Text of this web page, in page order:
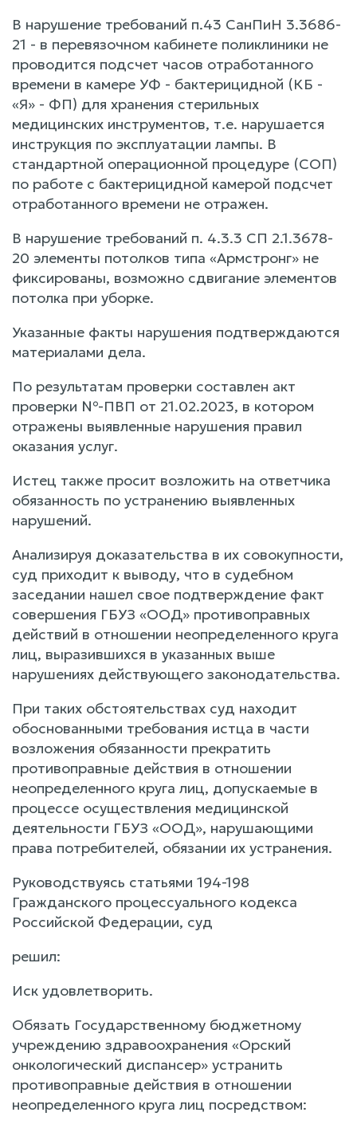
В нарушение требований п.43 СанПиН 3.3686-
21 - в перевязочном кабинете поликлиники не
проводится подсчет часов отработанного
времени в камере УФ - бактерицидной (КБ -
«Я» - ФП) для хранения стерильных
медицинских инструментов, т.е. нарушается
инструкция по эксплуатации лампы. В
стандартной операционной процедуре (СОП)
по работе с бактерицидной камерой подсчет
отработанного времени не отражен.
В нарушение требований п. 4.3.3 СП 2.1.3678-
20 элементы потолков типа «Армстронг» не
фиксированы, возможно сдвигание элементов
потолка при уборке.
Указанные факты нарушения подтверждаются
материалами дела.
По результатам проверки составлен акт
проверки №-ПВП от 21.02.2023, в котором
отражены выявленные нарушения правил
оказания услуг.
Истец также просит возложить на ответчика
обязанность по устранению выявленных
нарушений.
Анализируя доказательства в их совокупности,
суд приходит к выводу, что в судебном
заседании нашел свое подтверждение факт
совершения ГБУЗ «ООД» противоправных
действий в отношении неопределенного круга
лиц, выразившихся в указанных выше
нарушениях действующего законодательства.
При таких обстоятельствах суд находит
обоснованными требования истца в части
возложения обязанности прекратить
противоправные действия в отношении
неопределенного круга лиц, допускаемые в
процессе осуществления медицинской
деятельности ГБУЗ «ООД», нарушающими
права потребителей, обязании их устранения.
Руководствуясь статьями 194-198
Гражданского процессуального кодекса
Российской Федерации, суд
решил:
Иск удовлетворить.
Обязать Государственному бюджетному
учреждению здравоохранения «Орский
онкологический диспансер» устранить
противоправные действия в отношении
неопределенного круга лиц посредством: